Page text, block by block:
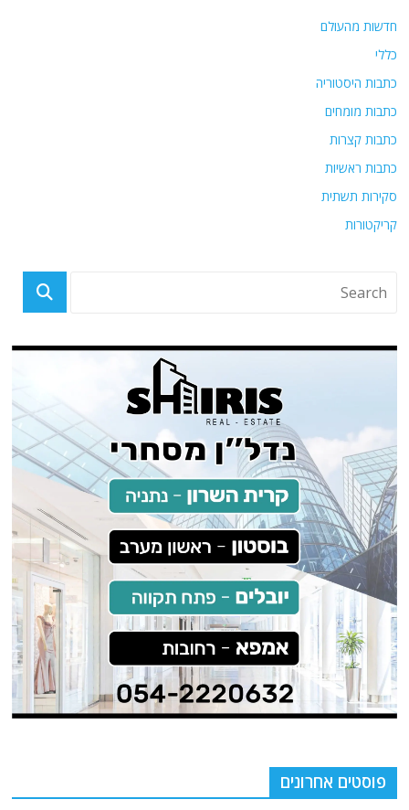
חדשות מהעולם
כללי
כתבות היסטוריה
כתבות מומחים
כתבות קצרות
כתבות ראשיות
סקירות תשתית
קריקטורות
פוסטים אחרונים